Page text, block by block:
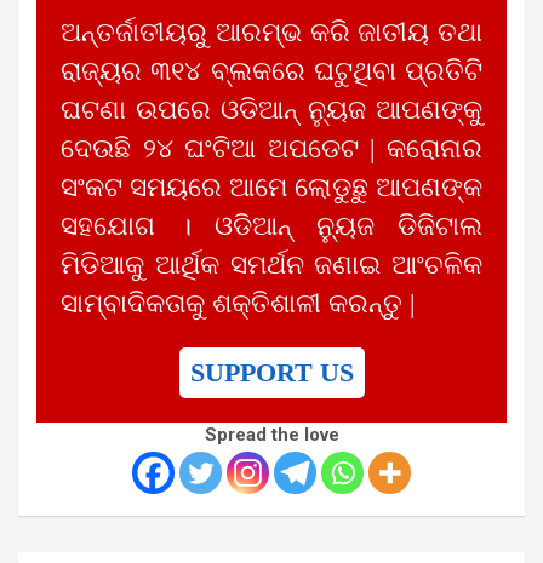
ଅନ୍ତର୍ଜାତୀୟରୁ ଆରମ୍ଭ କରି ଜାତୀୟ ତଥା
ରାଜ୍ୟର ୩୧୪ ବ୍ଲକରେ ଘଟୁଥିବା ପ୍ରତିଟି
ଘଟଣା ଉପରେ ଓଡିଆନ୍ ନ୍ୟୁଜ ଆପଣଙ୍କୁ
ଦେଉଛି ୨୪ ଘଂଟିଆ ଅପଡେଟ | କରୋନାର
ସଂକଟ ସମୟରେ ଆମେ ଲୋଡୁଛୁ ଆପଣଙ୍କ
ସହଯୋଗ । ଓଡିଆନ୍ ନ୍ୟୁଜ ଡିଜିଟାଲ
ମିଡିଆକୁ ଆର୍ଥିକ ସମର୍ଥନ ଜଣାଇ ଆଂଚଳିକ
ସାମ୍ବାଦିକତାକୁ ଶକ୍ତିଶାଳୀ କରନ୍ତୁ |
SUPPORT US
Spread the love